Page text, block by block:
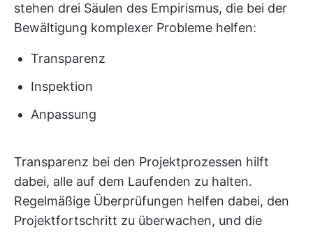
stehen drei Säulen des Empirismus, die bei der
Bewältigung komplexer Probleme helfen:
Transparenz
Inspektion
Anpassung
Transparenz bei den Projektprozessen hilft
dabei, alle auf dem Laufenden zu halten.
Regelmäßige Überprüfungen helfen dabei, den
Projektfortschritt zu überwachen, und die